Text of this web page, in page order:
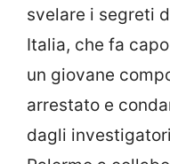
svelare i segreti
Italia, che fa
un giovane
arrestato e
dagli